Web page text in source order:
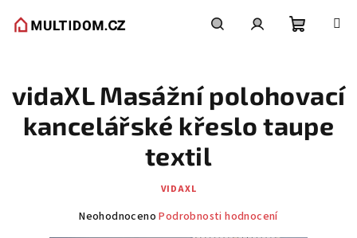
košík
vidaXL Masážní polohovací
kancelářské křeslo taupe
textil
VIDAXL
Průměrné
Neohodnoceno Podrobnosti hodnocení